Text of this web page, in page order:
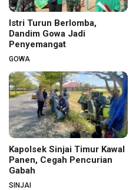
Istri Turun Berlomba,
Dandim Gowa Jadi
Penyemangat
GOWA
Kapolsek Sinjai Timur Kawal
Panen, Cegah Pencurian
Gabah
SINJAI